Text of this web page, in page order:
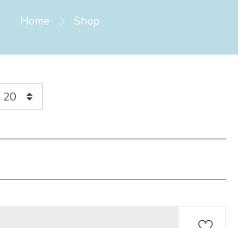
Home Shop